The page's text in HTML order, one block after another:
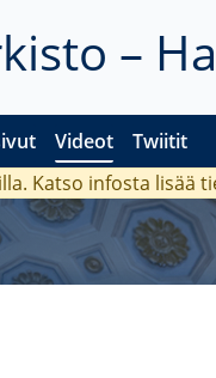
–
Videot
Twiitit
Katso infosta lisää